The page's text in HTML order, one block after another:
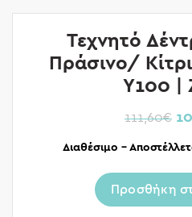
Τεχνητό
Πράσινο/
Υ100 |
111,60€
Διαθέσιμο –
Προσθήκη